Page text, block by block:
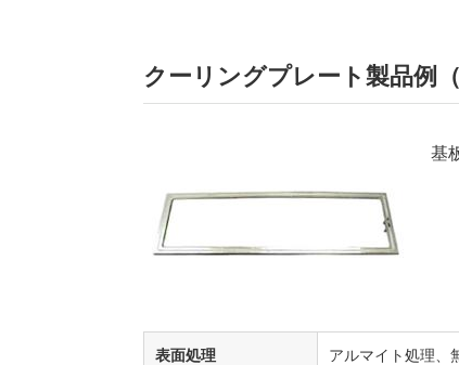
クーリングプレート製品例
基
表面処理 アルマイト処理、